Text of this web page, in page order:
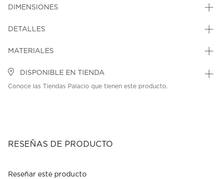
DIMENSIONES
DETALLES
MATERIALES
DISPONIBLE EN TIENDA
Conoce las Tiendas Palacio que tienen este producto.
RESEÑAS DE PRODUCTO
Reseñar este producto